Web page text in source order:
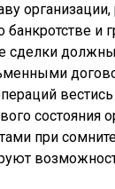
банкротстве и
сделки должны
состояния
при